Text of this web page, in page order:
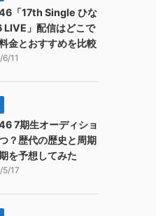
「17th Single ひな
LIVE」配信はどこで
金とおすすめを比較
11
7期生オーディショ
？歴代の歴史と周期
を予想してみた
5/17